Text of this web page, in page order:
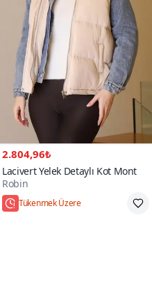
2.804,96₺
Lacivert Yelek Detaylı Kot Mont
Robin
Tükenmek Üzere